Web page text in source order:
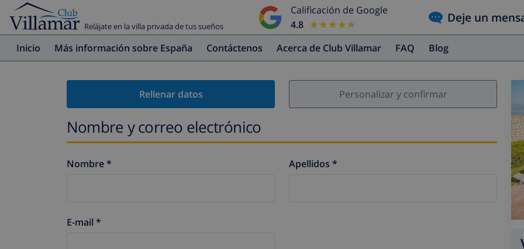
Relájate en la villa privada de tus sueños
Calificación de Google
4.8
★★★★★
★★★★★ Deje un
Inicio Más información sobre España Contáctenos Acerca de Club Villamar FAQ Blog
Rellenar datos Personalizar y confirmar
Nombre y correo electrónico
Nombre * Apellidos *
E-mail *